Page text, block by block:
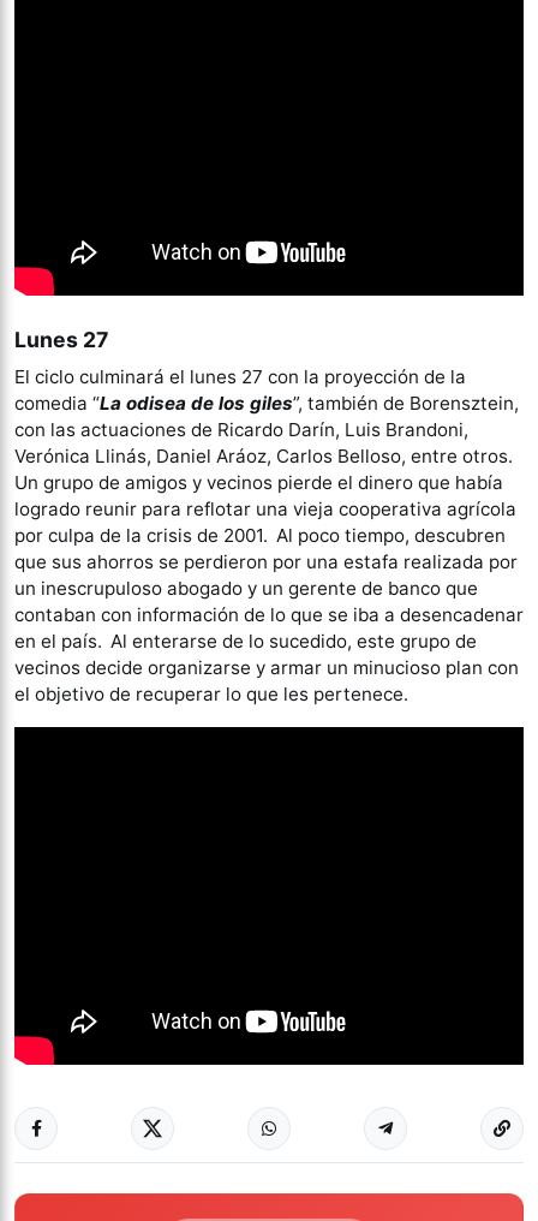
Lunes 27
El ciclo culminará el lunes 27 con la proyección de la
comedia “La odisea de los giles”, también de Borensztein,
con las actuaciones de Ricardo Darín, Luis Brandoni,
Verónica Llinás, Daniel Aráoz, Carlos Belloso, entre otros.
Un grupo de amigos y vecinos pierde el dinero que había
logrado reunir para reflotar una vieja cooperativa agrícola
por culpa de la crisis de 2001. Al poco tiempo, descubren
que sus ahorros se perdieron por una estafa realizada por
un inescrupuloso abogado y un gerente de banco que
contaban con información de lo que se iba a desencadenar
en el país. Al enterarse de lo sucedido, este grupo de
vecinos decide organizarse y armar un minucioso plan con
el objetivo de recuperar lo que les pertenece.